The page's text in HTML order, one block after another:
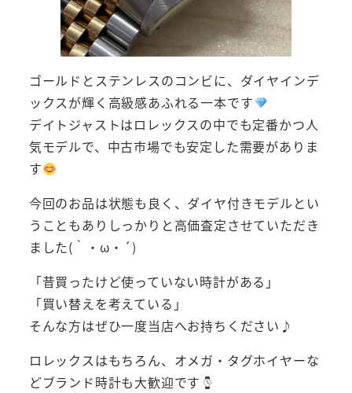
ゴールドとステンレスのコンビに、ダイヤインデ
ックスが輝く高級感あふれる一本です
デイトジャストはロレックスの中でも定番かつ人
気モデルで、中古市場でも安定した需要がありま
す
今回のお品は状態も良く、ダイヤ付きモデルとい
うこともありしっかりと高価査定させていただき
ました(｀・ω・´)
「昔買ったけど使っていない時計がある」
「買い替えを考えている」
そんな方はぜひ一度当店へお持ちください♪
ロレックスはもちろん、オメガ・タグホイヤーな
どブランド時計も大歓迎です